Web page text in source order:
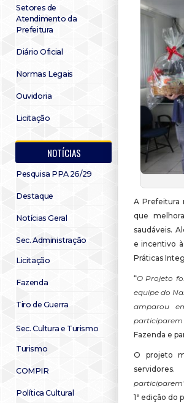
Setores de
Atendimento da
Prefeitura
Diário Oficial
Normas Legais
Ouvidoria
Licitação
NOTÍCIAS
Pesquisa PPA 26/29
Destaque
Notícias Geral
Sec. Administração
Licitação
Fazenda
Tiro de Guerra
Sec. Cultura e Turismo
Turismo
COMPIR
Política Cultural
A Prefeitura
que
saudáveis.
e incentivo à
Práticas
“O Projeto
equipe do
amparou
Fazenda e
O projeto
servidores.
1ª edição do